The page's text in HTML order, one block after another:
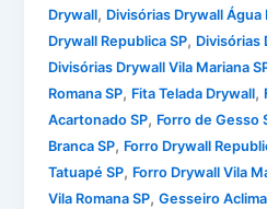
Drywall, Divisórias Drywall Água
Drywall Republica SP, Divisórias
Divisórias Drywall Vila Mariana
Romana SP, Fita Telada Drywall,
Acartonado SP, Forro de Gesso
Branca SP, Forro Drywall
Tatuapé SP, Forro Drywall Vila
Vila Romana SP,Gesseiro